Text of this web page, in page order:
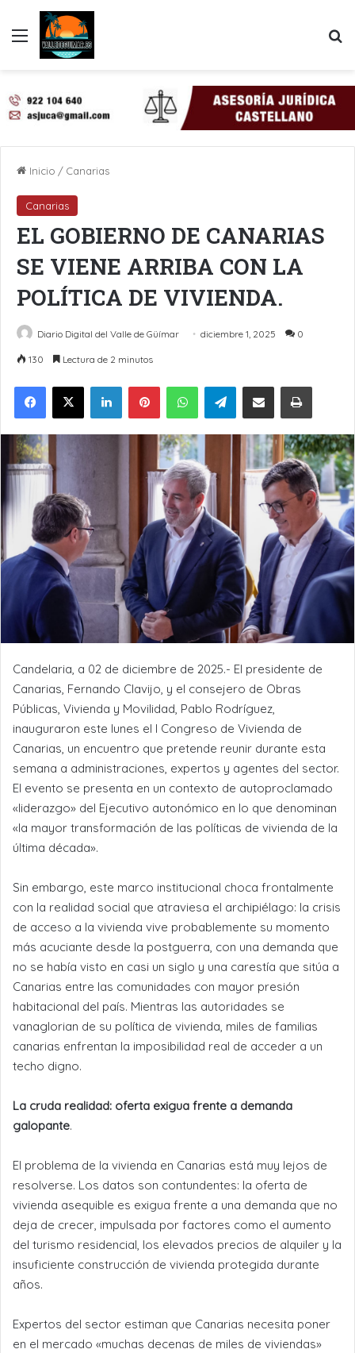
Menú
Inicio / Canarias
Canarias
EL GOBIERNO DE CANARIAS
SE VIENE ARRIBA CON LA
POLÍTICA DE VIVIENDA.
Diario Digital del Valle de Güímar diciembre 1, 2025 0
130 Lectura de 2 minutos
LinkedInPinterestWhatsAppTelegramCompartir por Email Imprimir
Candelaria, a 02 de diciembre de 2025.- El presidente de
Canarias, Fernando Clavijo, y el consejero de Obras
Públicas, Vivienda y Movilidad, Pablo Rodríguez,
inauguraron este lunes el I Congreso de Vivienda de
Canarias, un encuentro que pretende reunir durante esta
semana a administraciones, expertos y agentes del sector.
El evento se presenta en un contexto de autoproclamado
«liderazgo» del Ejecutivo autonómico en lo que denominan
«la mayor transformación de las políticas de vivienda de la
última década».
Sin embargo, este marco institucional choca frontalmente
con la realidad social que atraviesa el archipiélago: la crisis
de acceso a la vivienda vive probablemente su momento
más acuciante desde la postguerra, con una demanda que
no se había visto en casi un siglo y una carestía que sitúa a
Canarias entre las comunidades con mayor presión
habitacional del país. Mientras las autoridades se
vanaglorian de su política de vivienda, miles de familias
canarias enfrentan la imposibilidad real de acceder a un
techo digno.
La cruda realidad: oferta exigua frente a demanda
galopante.
El problema de la vivienda en Canarias está muy lejos de
resolverse. Los datos son contundentes: la oferta de
vivienda asequible es exigua frente a una demanda que no
deja de crecer, impulsada por factores como el aumento
del turismo residencial, los elevados precios de alquiler y la
insuficiente construcción de vivienda protegida durante
años.
Expertos del sector estiman que Canarias necesita poner
en el mercado «muchas decenas de miles de viviendas»